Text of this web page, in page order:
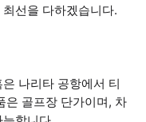
선을 다하겠습니다.
나리타 공항에서 티
은 골프장 단가이며, 차